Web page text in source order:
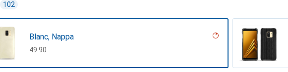
102
Blanc, Nappa
CHF
49.90